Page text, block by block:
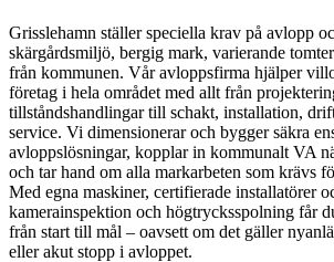
Grisslehamn ställer speciella krav på avlopp
skärgårdsmiljö, bergig mark, varierande
från kommunen. Vår avloppsfirma hjälper
företag i hela området med allt från
tillståndshandlingar till schakt, installation,
service. Vi dimensionerar och bygger säkra
avloppslösningar, kopplar in kommunalt VA
och tar hand om alla markarbeten som krävs
Med egna maskiner, certifierade installatörer
kamerainspektion och högtrycksspolning får
från start till mål – oavsett om det gäller
eller akut stopp i avloppet.